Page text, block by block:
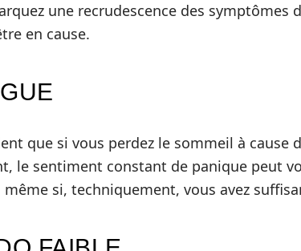
une recrudescence des symptômes
en cause.
que si vous perdez le sommeil à cause
le sentiment constant de panique peut
même si, techniquement, vous avez